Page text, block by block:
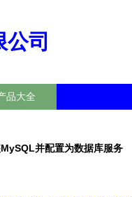
司
品大全
并配置为数据库服务